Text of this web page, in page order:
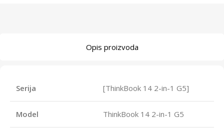
Opis proizvoda
Serija [ThinkBook 14 2-in-1 G5]
Model ThinkBook 14 2-in-1 G5